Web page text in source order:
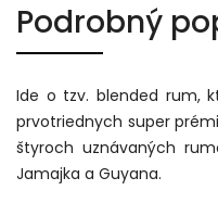
Podrobný
Ide o tzv. blended rum,
prvotriednych super
štyroch uznávaných
Jamajka a Guyana.